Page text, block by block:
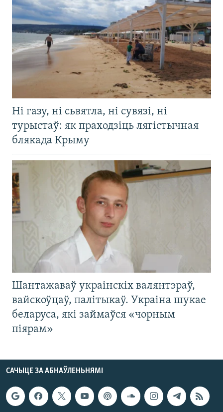
Ні газу, ні сьвятла, ні сувязі, ні
турыстаў: як праходзіць лягістычная
блякада Крыму
Шантажаваў украінскіх валянтэраў,
вайскоўцаў, палітыкаў. Украіна шукае
беларуса, які займаўся «чорным
піярам»
САЧЫЦЕ ЗА АБНАЎЛЕНЬНЯМІ